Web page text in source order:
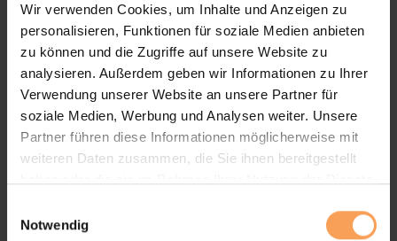
Wir verwenden Cookies, um Inhalte und Anzeigen zu
personalisieren, Funktionen für soziale Medien anbieten
zu können und die Zugriffe auf unsere Website zu
analysieren. Außerdem geben wir Informationen zu Ihrer
Verwendung unserer Website an unsere Partner für
soziale Medien, Werbung und Analysen weiter. Unsere
Partner führen diese Informationen möglicherweise mit
weiteren Daten zusammen, die Sie ihnen bereitgestellt
Notwendig
Alu-Jalousien
flexible Bedienung (Juun und Luna)
sichere Nutzung für Kinder
freie Luftzirkulation
hohe Materialqualität und Nachhaltigkeit
Vorteile unserer Jalousien